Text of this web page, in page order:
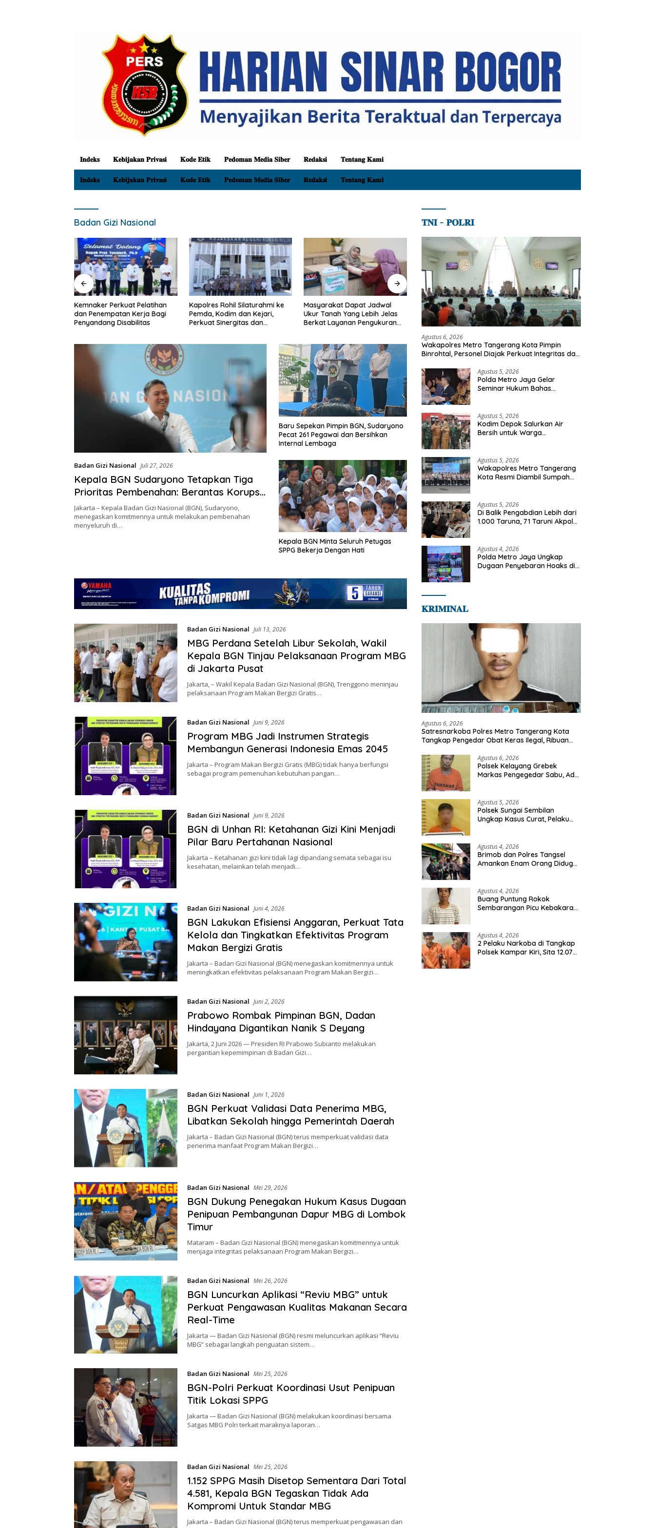
𝐈𝐧𝐝𝐞𝐤𝐬 𝐊𝐞𝐛𝐢𝐣𝐚𝐤𝐚𝐧 𝐏𝐫𝐢𝐯𝐚𝐬𝐢 𝐊𝐨𝐝𝐞 𝐄𝐭𝐢𝐤 𝐏𝐞𝐝𝐨𝐦𝐚𝐧 𝐌𝐞𝐝𝐢𝐚 𝐒𝐢𝐛𝐞𝐫 𝐑𝐞𝐝𝐚𝐤𝐬𝐢 𝐓𝐞𝐧𝐭𝐚𝐧𝐠 𝐊𝐚𝐦𝐢
𝐈𝐧𝐝𝐞𝐤𝐬 𝐊𝐞𝐛𝐢𝐣𝐚𝐤𝐚𝐧 𝐏𝐫𝐢𝐯𝐚𝐬𝐢 𝐊𝐨𝐝𝐞 𝐄𝐭𝐢𝐤 𝐏𝐞𝐝𝐨𝐦𝐚𝐧 𝐌𝐞𝐝𝐢𝐚 𝐒𝐢𝐛𝐞𝐫 𝐑𝐞𝐝𝐚𝐤𝐬𝐢 𝐓𝐞𝐧𝐭𝐚𝐧𝐠 𝐊𝐚𝐦𝐢
Badan Gizi Nasional
Kemnaker Perkuat Pelatihan
dan Penempatan Kerja Bagi
Penyandang Disabilitas
Kapolres Rohil Silaturahmi ke
Pemda, Kodim dan Kejari,
Perkuat Sinergitas dan
Masyarakat Dapat Jadwal
Ukur Tanah Yang Lebih Jelas
Berkat Layanan Pengukuran
Satresnarkoba Polres Metro
Tangerang Kota Tangkap
Pengedar Obat Keras Ilegal,
Hexymer Disita
Wakapolres Metro Tangerang
Kota Pimpin Binrohtal, Personel
Diajak Perkuat Integritas dan
Badan Gizi Nasional Juli 27, 2026
Kepala BGN Sudaryono Tetapkan Tiga
Prioritas Pembenahan: Berantas Korupsi,
Perkuat Tata Kelola, dan Tingkatkan
Transparansi
Jakarta – Kepala Badan Gizi Nasional (BGN), Sudaryono,
menegaskan komitmennya untuk melakukan pembenahan
menyeluruh di…
Baru Sepekan Pimpin BGN, Sudaryono
Pecat 261 Pegawai dan Bersihkan
Internal Lembaga
Kepala BGN Minta Seluruh Petugas
SPPG Bekerja Dengan Hati
Badan Gizi Nasional Juli 13, 2026
MBG Perdana Setelah Libur Sekolah, Wakil
Kepala BGN Tinjau Pelaksanaan Program MBG
di Jakarta Pusat
Jakarta, – Wakil Kepala Badan Gizi Nasional (BGN), Trenggono meninjau
pelaksanaan Program Makan Bergizi Gratis…
Badan Gizi Nasional Juni 9, 2026
Program MBG Jadi Instrumen Strategis
Membangun Generasi Indonesia Emas 2045
Jakarta – Program Makan Bergizi Gratis (MBG) tidak hanya berfungsi
sebagai program pemenuhan kebutuhan pangan…
Badan Gizi Nasional Juni 9, 2026
BGN di Unhan RI: Ketahanan Gizi Kini Menjadi
Pilar Baru Pertahanan Nasional
Jakarta – Ketahanan gizi kini tidak lagi dipandang semata sebagai isu
kesehatan, melainkan telah menjadi…
Badan Gizi Nasional Juni 4, 2026
BGN Lakukan Efisiensi Anggaran, Perkuat Tata
Kelola dan Tingkatkan Efektivitas Program
Makan Bergizi Gratis
Jakarta – Badan Gizi Nasional (BGN) menegaskan komitmennya untuk
meningkatkan efektivitas pelaksanaan Program Makan Bergizi…
Badan Gizi Nasional Juni 2, 2026
Prabowo Rombak Pimpinan BGN, Dadan
Hindayana Digantikan Nanik S Deyang
Jakarta, 2 Juni 2026 — Presiden RI Prabowo Subianto melakukan
pergantian kepemimpinan di Badan Gizi…
Badan Gizi Nasional Juni 1, 2026
BGN Perkuat Validasi Data Penerima MBG,
Libatkan Sekolah hingga Pemerintah Daerah
Jakarta – Badan Gizi Nasional (BGN) terus memperkuat validasi data
penerima manfaat Program Makan Bergizi…
Badan Gizi Nasional Mei 29, 2026
BGN Dukung Penegakan Hukum Kasus Dugaan
Penipuan Pembangunan Dapur MBG di Lombok
Timur
Mataram – Badan Gizi Nasional (BGN) menegaskan komitmennya untuk
menjaga integritas pelaksanaan Program Makan Bergizi…
Badan Gizi Nasional Mei 26, 2026
BGN Luncurkan Aplikasi “Reviu MBG” untuk
Perkuat Pengawasan Kualitas Makanan Secara
Real-Time
Jakarta — Badan Gizi Nasional (BGN) resmi meluncurkan aplikasi “Reviu
MBG” sebagai langkah penguatan sistem…
Badan Gizi Nasional Mei 25, 2026
BGN-Polri Perkuat Koordinasi Usut Penipuan
Titik Lokasi SPPG
Jakarta — Badan Gizi Nasional (BGN) melakukan koordinasi bersama
Satgas MBG Polri terkait maraknya laporan…
Badan Gizi Nasional Mei 25, 2026
1.152 SPPG Masih Disetop Sementara Dari Total
4.581, Kepala BGN Tegaskan Tidak Ada
Kompromi Untuk Standar MBG
Jakarta – Badan Gizi Nasional (BGN) terus memperkuat pengawasan dan
𝐓𝐍𝐈 – 𝐏𝐎𝐋𝐑𝐈
Agustus 6, 2026
Wakapolres Metro Tangerang Kota Pimpin
Binrohtal, Personel Diajak Perkuat Integritas dan
Agustus 5, 2026
Polda Metro Jaya Gelar
Seminar Hukum Bahas
Agustus 5, 2026
Kodim Depok Salurkan Air
Bersih untuk Warga
Agustus 5, 2026
Wakapolres Metro Tangerang
Kota Resmi Diambil Sumpah
kepada Masyarakat
Agustus 5, 2026
Di Balik Pengabdian Lebih dari
1.000 Taruna, 71 Taruni Akpol
Agustus 4, 2026
Polda Metro Jaya Ungkap
Dugaan Penyebaran Hoaks di
𝐊𝐑𝐈𝐌𝐈𝐍𝐀𝐋
Agustus 6, 2026
Satresnarkoba Polres Metro Tangerang Kota
Tangkap Pengedar Obat Keras Ilegal, Ribuan
Agustus 6, 2026
Polsek Kelayang Grebek
Markas Pengegedar Sabu, Ada
Agustus 5, 2026
Polsek Sungai Sembilan
Ungkap Kasus Curat, Pelaku
Agustus 4, 2026
Brimob dan Polres Tangsel
Amankan Enam Orang Diduga
Agustus 4, 2026
Buang Puntung Rokok
Sembarangan Picu Kebakaran
Agustus 4, 2026
2 Pelaku Narkoba di Tangkap
Polsek Kampar Kiri, Sita 12.07